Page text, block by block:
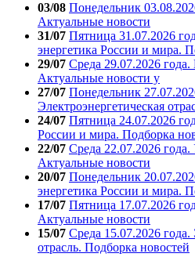
03/08 Понедельник
Актуальные новости
31/07 Пятница 31.07.2026
энергетика России и мира.
29/07 Среда 29.07.2026 года.
Актуальные новости у
27/07 Понедельник
Электроэнергетическая
24/07 Пятница 24.07.2026
России и мира. Подборка
22/07 Среда 22.07.2026 года.
Актуальные новости
20/07 Понедельник
энергетика России и мира.
17/07 Пятница 17.07.2026
Актуальные новости
15/07 Среда 15.07.2026 года.
отрасль. Подборка новостей